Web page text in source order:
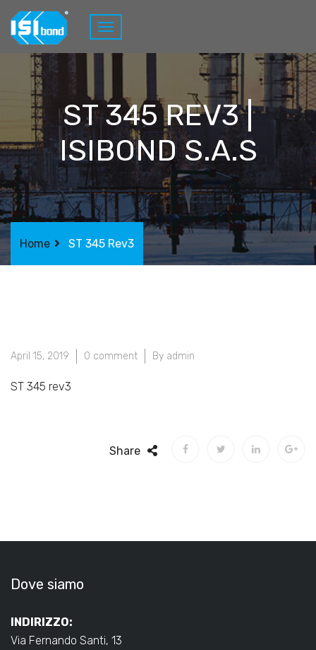
ST 345 REV3 |
ISIBOND S.A.S
Home ST 345 Rev3
April 15, 2019 0 comment By admin
ST 345 rev3
Share
Dove siamo
INDIRIZZO:
Via Fernando Santi, 13